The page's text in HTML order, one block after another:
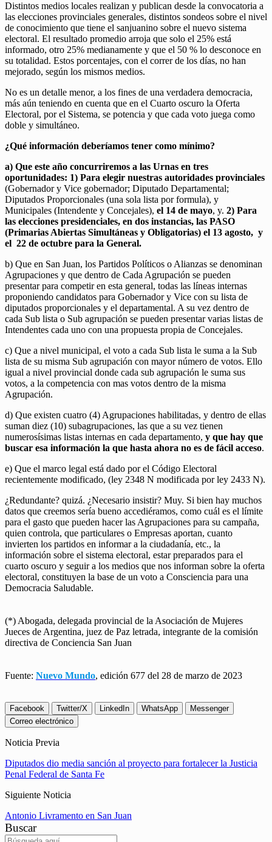
Distintos medios locales realizan y publican desde la convocatoria a
las elecciones provinciales generales, distintos sondeos sobre el nivel
de conocimiento que tiene el sanjuanino sobre el nuevo sistema
electoral. El resultado promedio arroja que solo el 25% está
informado, otro 25% medianamente y que el 50 % lo desconoce en
su totalidad. Estos porcentajes, con el correr de los días, no han
mejorado, según los mismos medios.
No es un detalle menor, a los fines de una verdadera democracia,
más aún teniendo en cuenta que en el Cuarto oscuro la Oferta
Electoral, por el Sistema, se potencia y que cada voto juega como
doble y simultáneo.
¿Qué información deberíamos tener como mínimo?
a) Que este año concurriremos a las Urnas en tres
oportunidades: 1) Para elegir nuestras autoridades provinciales
(Gobernador y Vice gobernador; Diputado Departamental;
Diputados Proporcionales (una sola lista por formula), y
Municipales (Intendente y Concejales), el 14 de mayo, y. 2) Para
las elecciones presidenciales, en dos instancias, las PASO
(Primarias Abiertas Simultáneas y Obligatorias) el 13 agosto, y
el 22 de octubre para la General.
b) Que en San Juan, los Partidos Políticos o Alianzas se denominan
Agrupaciones y que dentro de Cada Agrupación se pueden
presentar para competir en esta general, todas las líneas internas
proponiendo candidatos para Gobernador y Vice con su lista de
diputados proporcionales y el departamental. A su vez dentro de
cada Sub lista o Sub agrupación se pueden presentar varias listas de
Intendentes cada uno con una propuesta propia de Concejales.
c) Que a nivel municipal, el voto a cada Sub lista le suma a la Sub
lista de su misma Sub agrupación con mayor número de votos. Ello
igual a nivel provincial donde cada sub agrupación le suma sus
votos, a la competencia con mas votos dentro de la misma
Agrupación.
d) Que existen cuatro (4) Agrupaciones habilitadas, y dentro de ellas
suman diez (10) subagrupaciones, las que a su vez tienen
numerosísimas listas internas en cada departamento, y que hay que
buscar esa información la que hasta ahora no es de fácil acceso.
e) Que el marco legal está dado por el Código Electoral
recientemente modificado, (ley 2348 N modificada por ley 2433 N).
¿Redundante? quizá. ¿Necesario insistir? Muy. Si bien hay muchos
datos que creemos sería bueno accediéramos, como cuál es el límite
para el gasto que pueden hacer las Agrupaciones para su campaña,
quien controla, que particulares o Empresas aportan, cuanto
invierten los partidos en informar a la ciudadanía, etc., la
información sobre el sistema electoral, estar preparados para el
cuarto oscuro y seguir a los medios que nos informan sobre la oferta
electoral, constituyen la base de un voto a Consciencia para una
Democracia Saludable.
(*) Abogada, delegada provincial de la Asociación de Mujeres
Jueces de Argentina, juez de Paz letrada, integrante de la comisión
directiva de Conciencia San Juan
Fuente: Nuevo Mundo, edición 677 del 28 de marzo de 2023
Facebook Twitter/X LinkedIn WhatsApp
Messenger
Correo electrónico
Noticia Previa
Diputados dio media sanción al proyecto para fortalecer la Justicia
Penal Federal de Santa Fe
Siguiente Noticia
Antonio Livramento en San Juan
Buscar